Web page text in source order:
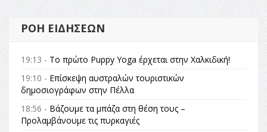
ΡΟΉ ΕΙΔΉΣΕΩΝ
19:13 - Το πρώτο Puppy Yoga έρχεται στην Χαλκιδική!
19:10 - Επίσκεψη αυστραλών τουριστικών
δημοσιογράφων στην Πέλλα
18:56 - Βάζουμε τα μπάζα στη θέση τους –
Προλαμβάνουμε τις πυρκαγιές